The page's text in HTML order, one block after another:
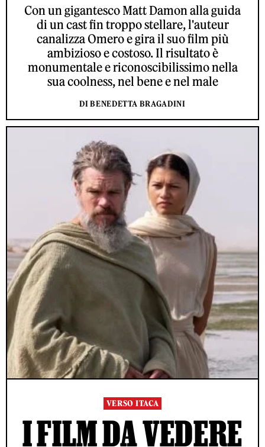
Con un gigantesco Matt Damon alla guida
di un cast fin troppo stellare, l'auteur
canalizza Omero e gira il suo film più
ambizioso e costoso. Il risultato è
monumentale e riconoscibilissimo nella
sua coolness, nel bene e nel male
DI BENEDETTA BRAGADINI
VERSO ITACA
I FILM DA VEDERE